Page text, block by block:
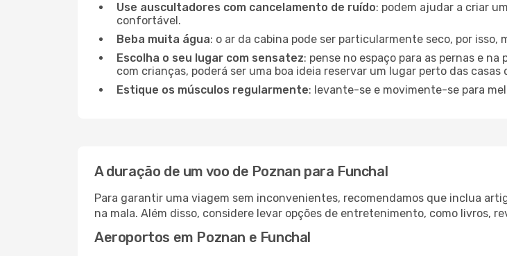
Use auscultadores com cancelamento de ruído: podem ajudar a criar
confortável.
Beba muita água: o ar da cabina pode ser particularmente seco, por
Escolha o seu lugar com sensatez: pense no espaço para as pernas e
com crianças, poderá ser uma boa ideia reservar um lugar perto das casas
Estique os músculos regularmente: levante-se e movimente-se para
A duração de um voo de Poznan para Funchal
Para garantir uma viagem sem inconvenientes, recomendamos que inclua
na mala. Além disso, considere levar opções de entretenimento, como livros,
Aeroportos em Poznan e Funchal